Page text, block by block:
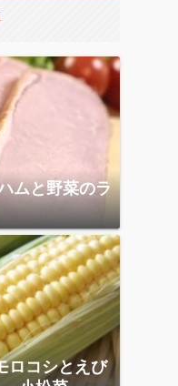
ムと野菜のラ
ロコシとえび